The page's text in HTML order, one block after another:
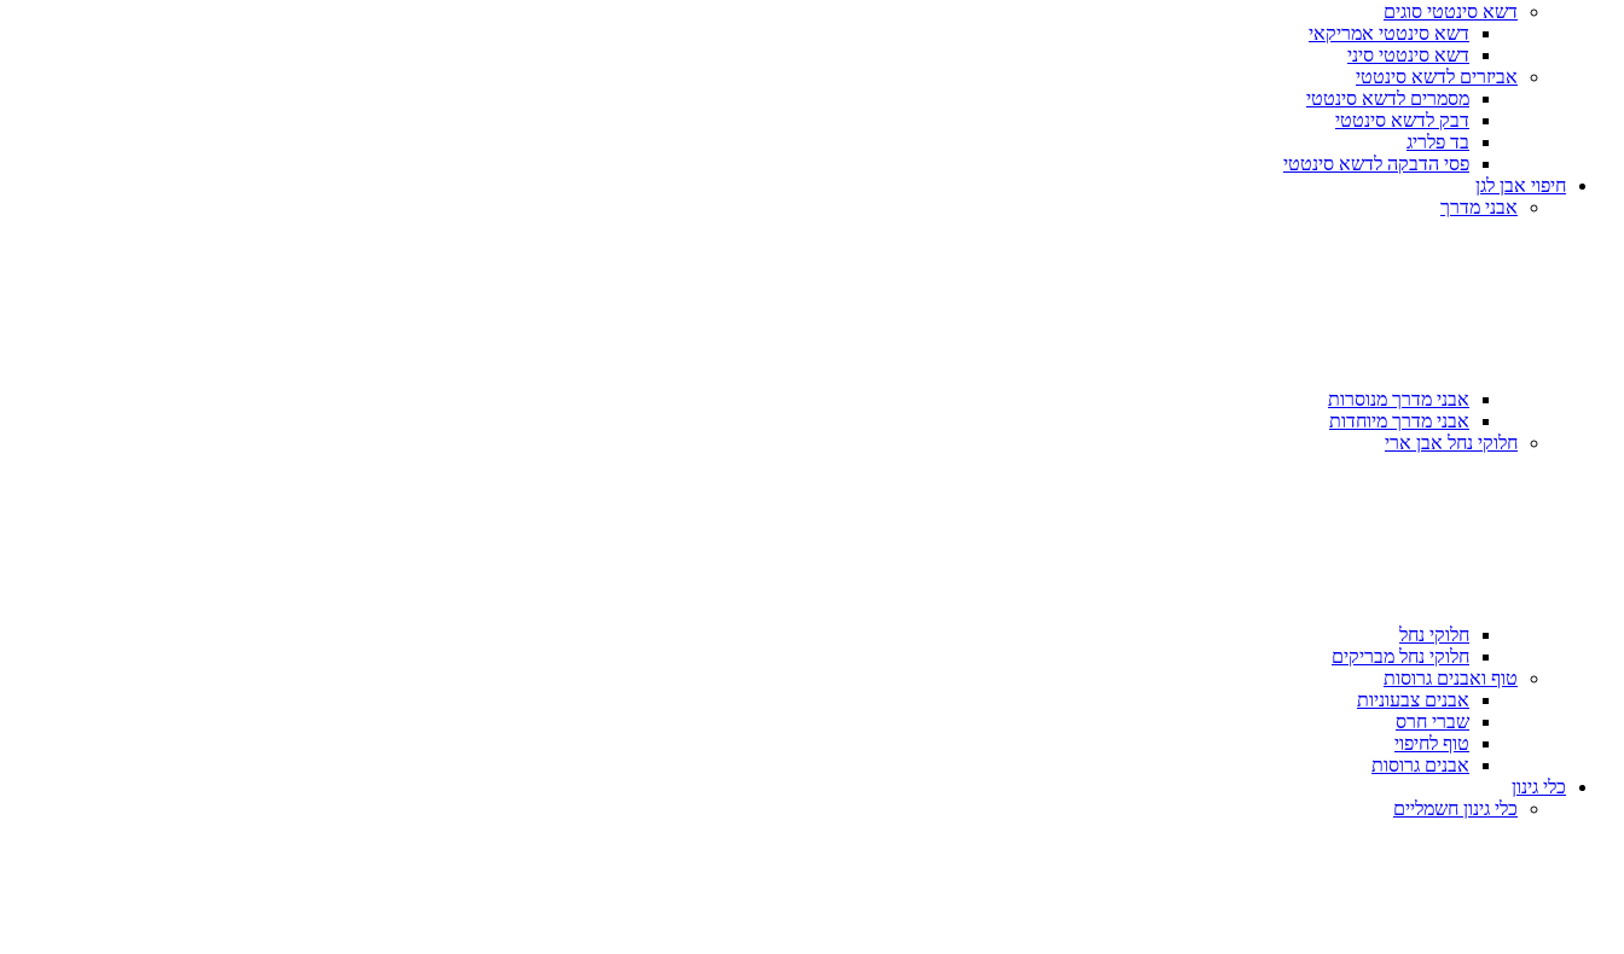
דשא סינטטי סוגים
דשא סינטטי אמריקאי
דשא סינטטי סיני
אביזרים לדשא סינטטי
מסמרים לדשא סינטטי
דבק לדשא סינטטי
בד פלריג
פסי הדבקה לדשא סינטטי
חיפוי אבן לגן
אבני מדרך
אבני מדרך מנוסרות
אבני מדרך מיוחדות
חלוקי נחל אבן ארי
חלוקי נחל
חלוקי נחל מבריקים
טוף ואבנים גרוסות
אבנים צבעוניות
שברי חרס
טוף לחיפוי
אבנים גרוסות
כלי גינון
כלי גינון חשמליים